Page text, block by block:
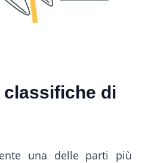
classifiche di
una delle parti più